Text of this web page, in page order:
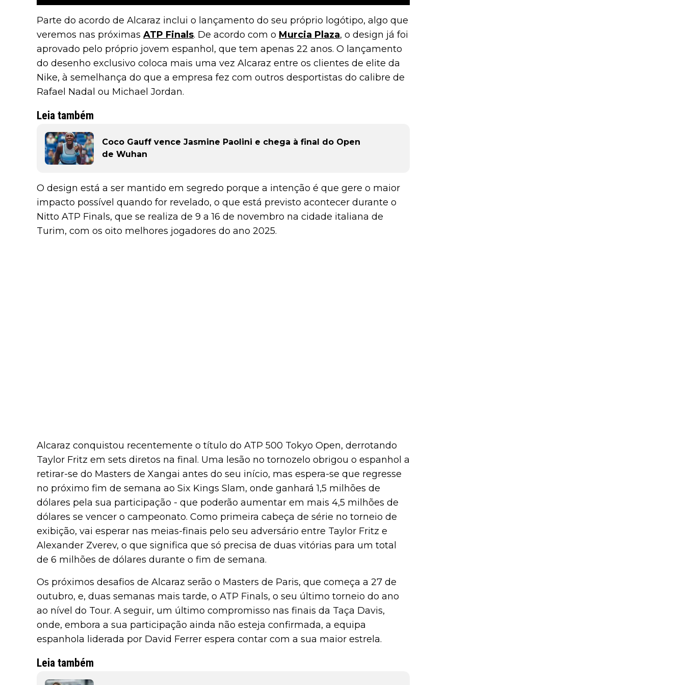
Parte do acordo de Alcaraz inclui o lançamento do seu próprio logótipo, algo que
veremos nas próximas ATP Finals. De acordo com o Murcia Plaza, o design já foi
aprovado pelo próprio jovem espanhol, que tem apenas 22 anos. O lançamento
do desenho exclusivo coloca mais uma vez Alcaraz entre os clientes de elite da
Nike, à semelhança do que a empresa fez com outros desportistas do calibre de
Rafael Nadal ou Michael Jordan.
Leia também
Coco Gauff vence Jasmine Paolini e chega à final do Open
de Wuhan
O design está a ser mantido em segredo porque a intenção é que gere o maior
impacto possível quando for revelado, o que está previsto acontecer durante o
Nitto ATP Finals, que se realiza de 9 a 16 de novembro na cidade italiana de
Turim, com os oito melhores jogadores do ano 2025.
Alcaraz conquistou recentemente o título do ATP 500 Tokyo Open, derrotando
Taylor Fritz em sets diretos na final. Uma lesão no tornozelo obrigou o espanhol a
retirar-se do Masters de Xangai antes do seu início, mas espera-se que regresse
no próximo fim de semana ao Six Kings Slam, onde ganhará 1,5 milhões de
dólares pela sua participação - que poderão aumentar em mais 4,5 milhões de
dólares se vencer o campeonato. Como primeira cabeça de série no torneio de
exibição, vai esperar nas meias-finais pelo seu adversário entre Taylor Fritz e
Alexander Zverev, o que significa que só precisa de duas vitórias para um total
de 6 milhões de dólares durante o fim de semana.
Os próximos desafios de Alcaraz serão o Masters de Paris, que começa a 27 de
outubro, e, duas semanas mais tarde, o ATP Finals, o seu último torneio do ano
ao nível do Tour. A seguir, um último compromisso nas finais da Taça Davis,
onde, embora a sua participação ainda não esteja confirmada, a equipa
espanhola liderada por David Ferrer espera contar com a sua maior estrela.
Leia também